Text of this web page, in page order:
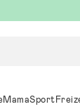
MamaSport